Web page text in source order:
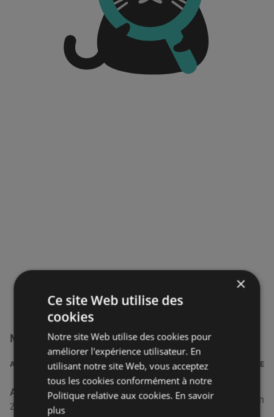
Magasins Action à proximité
ADRESSE DISTANCE
Action
Zc les Rives du Lac, 29290 Saint-Renan
35,83 km
×
Ce site Web utilise des
cookies
Notre site Web utilise des cookies pour
améliorer l'expérience utilisateur. En
utilisant notre site Web, vous acceptez
tous les cookies conformément à notre
Politique relative aux cookies. En savoir
plus